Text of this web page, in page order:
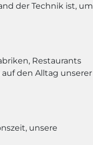
der Technik ist, um
Restaurants
den Alltag unserer
unsere